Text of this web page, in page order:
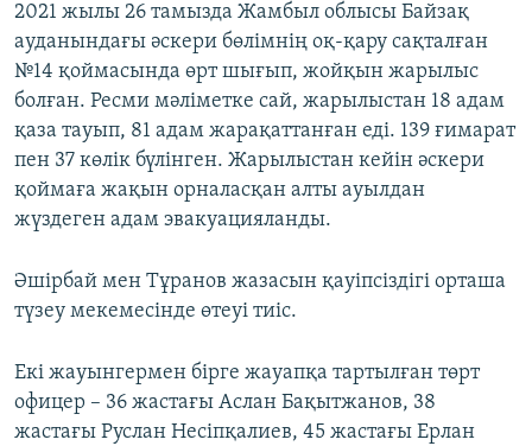
2021 жылы 26 тамызда Жамбыл облысы Байзақ
ауданындағы әскери бөлімнің оқ-қару сақталған
№14 қоймасында өрт шығып, жойқын жарылыс
болған. Ресми мәліметке сай, жарылыстан 18 адам
қаза тауып, 81 адам жарақаттанған еді. 139 ғимарат
пен 37 көлік бүлінген. Жарылыстан кейін әскери
қоймаға жақын орналасқан алты ауылдан
жүздеген адам эвакуацияланды.
Әшірбай мен Тұранов жазасын қауіпсіздігі орташа
түзеу мекемесінде өтеуі тиіс.
Екі жауынгермен бірге жауапқа тартылған төрт
офицер – 36 жастағы Аслан Бақытжанов, 38
жастағы Руслан Несіпқалиев, 45 жастағы Ерлан